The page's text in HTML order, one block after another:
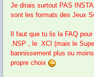
Je dirais surtout PAS
sont les formats des Jeux
Il faut que tu lis la FAQ
.NSP , le .XCI (mais le
bannissement plus ou
propre choix